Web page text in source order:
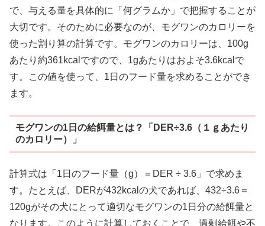
で、与える量を具体的に「何グラムか」で把握することが
大切です。そのために必要なのが、モグワンのカロリーを
使った割り算の計算です。モグワンのカロリーは、100g
あたり約361kcalですので、1gあたりはおよそ3.6kcalで
す。この値を使って、1日のフード量を求めることができ
ます。
モグワンの1日の給餌量とは？「DER÷3.6（１ｇあたり
のカロリー）」
計算式は「1日のフード量（g）＝DER ÷ 3.6」で求めま
す。たとえば、DERが432kcalの犬であれば、432÷3.6＝
120gがその犬にとって適切なモグワンの1日分の給餌量と
なります。このように計算しておくことで、過剰給餌や不